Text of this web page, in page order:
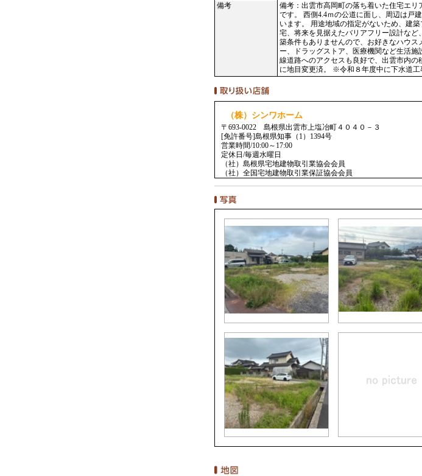
備考
備考：出雲市高岡町の落ち着いた住宅エリ
です。 西側4.4ｍの公道に面し、周辺は戸
います。 用途地域の指定がないため、建
宅、将来を見据えたバリアフリー設計な
築条件もありませんので、お好きなハウ
ー、ドラッグストア、医療機関など生活
線道路へのアクセスも良好で、出雲市内
に地目変更済。 ※令和８年度中に下水道工
（株）シンワホーム
〒693-0022 島根県出雲市上塩冶町４０４０－３
[免許番号]島根県知事（1）1394号
営業時間/10:00～17:00
定休日/毎週水曜日
（社）島根県宅地建物取引業協会会員
（社）全国宅地建物取引業保証協会会員